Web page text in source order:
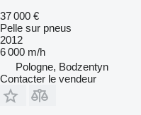
37 000 €
Pelle sur pneus
2012
6 000 m/h
Pologne, Bodzentyn
Contacter le vendeur